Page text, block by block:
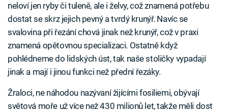
neloví jen ryby či tuleně, ale i želvy, což znamená potřebu
dostat se skrz jejich pevný a tvrdý krunýř. Navíc se
svalovina při řezání chová jinak než krunýř, což v praxi
znamená opětovnou specializaci. Ostatně když
pohlédneme do lidských úst, tak naše stoličky vypadají
jinak a mají i jinou funkci než přední řezáky.
Žraloci, ne náhodou nazývaní žijícími fosiliemi, obývají
světová moře už více než 430 milionů let, takže měli dost